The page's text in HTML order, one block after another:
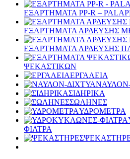
ΕΞΑΡΤΗΜΑΤΑ PP-R –
ΕΞΑΡΤΗΜΑΤΑ ΑΡΔΕΥΣΗΣ
ΕΞΑΡΤΗΜΑΤΑ ΑΡΔΕΥΣΗΣ
ΨΕΚΑΣΤΙΚΩΝ
ΕΡΓΑΛΕΙΑ
ΣΙΔΗΡΙΚΑ
ΣΩΛΗΝΕΣ
ΥΔΡΟΜΕΤΡΑ
ΦΙΛΤΡΑ